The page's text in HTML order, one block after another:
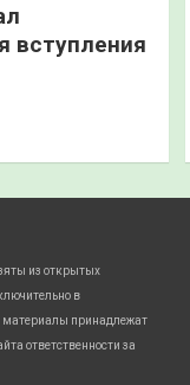
вступления
из открытых
в
материалы принадлежат
ответственности за